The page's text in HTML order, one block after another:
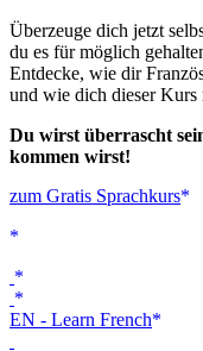
Überzeuge dich jetzt
du es für möglich
Entdecke, wie dir
und wie dich dieser
Du wirst überrascht
kommen wirst!
zum Gratis Sprachkurs
EN - Learn French